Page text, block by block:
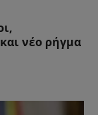
νέο ρήγμα